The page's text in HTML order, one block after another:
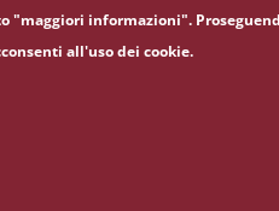
"maggiori informazioni".
all'uso dei cookie.